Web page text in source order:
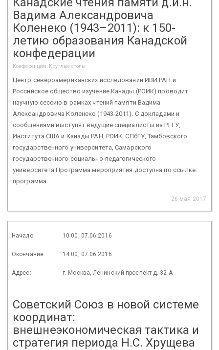
Вадима Александровича
Коленеко (1943–2011): к 150-
летию образования Канадской
конфедерации
Конференции, Круглые столы
Центр североамериканских исследований ИВИ РАН и
Российское общество изучение Канады (РОИК) проводит
научную сессию в рамках чтений памяти Вадима
Александровича Коленеко (1943-2011). С докладами и
сообщениями выступят ведущие специалисты из РГГУ,
Института США и Канады РАН, РОИК, СПбГУ, Тамбовского
государственного университета, Самарского
государственного социально-педагогического
университета.Программа мероприятия доступна по ссылке:
программа
26 мая 2017
Начало: 10:00, 07.06.2016
Окончание: 14:00, 07.06.2016
Адрес: г. Москва, Ленинский проспект д. 32 А
Советский Союз в новой системе
координат:
внешнеэкономическая тактика и
стратегия периода Н.С. Хрущева